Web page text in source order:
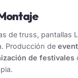
de truss, pantallas
Producción de
de festivales